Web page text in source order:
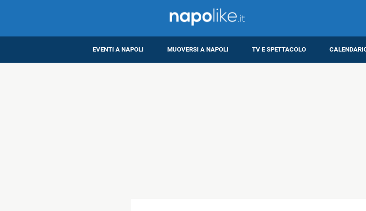
EVENTI A NAPOLI MUOVERSI A NAPOLI TV E SPETTACOLO